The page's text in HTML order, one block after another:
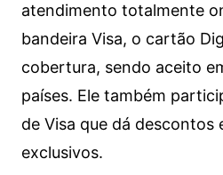
atendimento totalmente
bandeira Visa, o cartão
cobertura, sendo aceito
países. Ele também
de Visa que dá descontos
exclusivos.